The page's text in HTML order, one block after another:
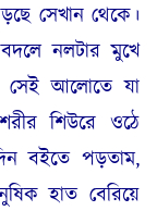
সেখান থেকে।
নলটার মুখে
সেই আলোতে যা
শিউরে ওঠে
বইতে পড়তাম,
হাত বেরিয়ে